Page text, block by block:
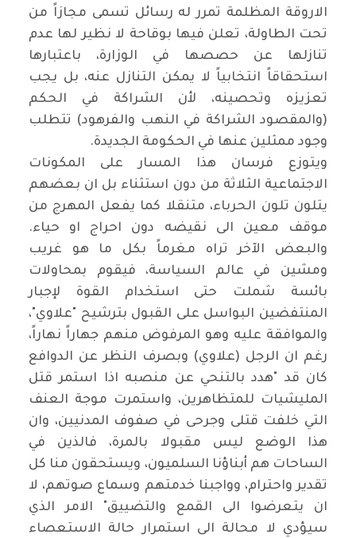
الاروقة المظلمة تمرر له رسائل تسمى مجازاً من
تحت الطاولة، تعلن فيها بوقاحة لا نظير لها عدم
تنازلها عن حصصها في الوزارة، باعتبارها
استحقاقاً انتخابياً لا يمكن التنازل عنه، بل يجب
تعزيزه وتحصينه، لأن الشراكة في الحكم
(والمقصود الشراكة في النهب والفرهود) تتطلب
وجود ممثلين عنها في الحكومة الجديدة.
ويتوزع فرسان هذا المسار على المكونات
الاجتماعية الثلاثة من دون استثناء بل ان بعضهم
يتلون تلون الحرباء، متنقلا كما يفعل المهرج من
موقف معين الى نقيضه دون احراج او حياء.
والبعض الآخر تراه مغرماً بكل ما هو غريب
ومشين في عالم السياسة، فيقوم بمحاولات
بائسة شملت حتى استخدام القوة لإجبار
المنتفضين البواسل على القبول بترشيح "علاوي"،
والموافقة عليه وهو المرفوض منهم جهاراً نهاراً،
رغم ان الرجل (علاوي) وبصرف النظر عن الدوافع
كان قد "هدد بالتنحي عن منصبه اذا استمر قتل
المليشيات للمتظاهرين، واستمرت موجة العنف
التي خلفت قتلى وجرحى في صفوف المدنيين، وان
هذا الوضع ليس مقبولا بالمرة، فالذين في
الساحات هم أبناؤنا السلميون، ويستحقون منا كل
تقدير واحترام، وواجبنا خدمتهم وسماع صوتهم، لا
ان يتعرضوا الى القمع والتضييق" الامر الذي
سيؤدي لا محالة الى استمرار حالة الاستعصاء